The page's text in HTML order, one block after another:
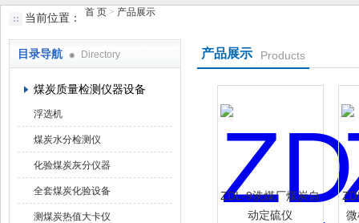
鹤壁市香蕉视频下载大全仪器仪表有限公司
当前位置： 首 页 > 产品展示
目录导航 Directory
煤炭质量检测仪器设备
浮选机
煤炭水分检测仪
化验煤炭灰分仪器
全套煤炭化验设备
测煤炭热值大卡仪
产品展示 Products
ZDL-9洗煤厂煤炭自
动定硫仪